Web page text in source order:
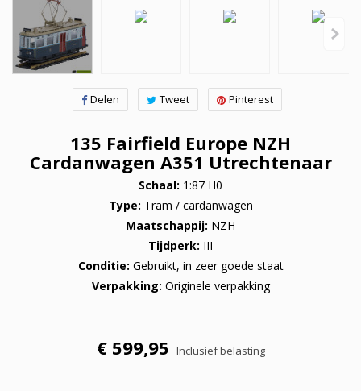
Delen Tweet Pinterest
135 Fairfield Europe NZH
Cardanwagen A351 Utrechtenaar
Schaal 1:87 H0
Type Tram / cardanwagen
Maatschappij NZH
Tijdperk III
Conditie Gebruikt, in zeer goede staat
Verpakking Originele verpakking
€ 599,95 Inclusief belasting